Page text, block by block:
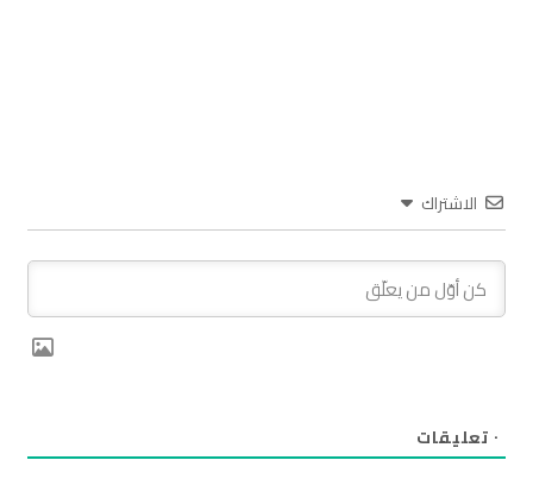
الاشتراك
٠ تعليقات